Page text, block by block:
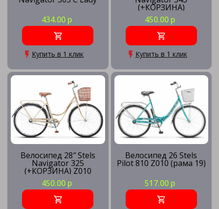
434.00 р
Купить в 1 клик
(+КОРЗИНА)
450.00 р
Купить в 1 клик
Велосипед 28″ Stels
Navigator 325
(+КОРЗИНА) Z010
450.00 р
Велосипед 26 Stels
Pilot 810 Z010 (рама 19)
517.00 р